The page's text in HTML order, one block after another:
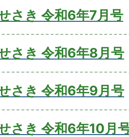
さき 令和6年7月号
さき 令和6年8月号
さき 令和6年9月号
さき 令和6年10月